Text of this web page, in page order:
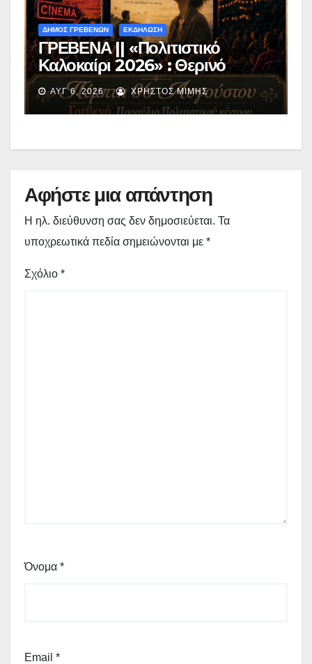
ΔΗΜΟΣ ΓΡΕΒΕΝΩΝ ΕΚΔΗΛΩΣΗ
ΓΡΕΒΕΝΑ || «Πολιτιστικό
Καλοκαίρι 2026» : Θερινό
Σινεμά με την βραβευμένη ταινία
«Μικρές Ανάσες».
ΑΥΓ 6, 2026 ΧΡΉΣΤΟΣ ΜΊΜΗΣ
Αφήστε μια απάντηση
Η ηλ. διεύθυνση σας δεν δημοσιεύεται. Τα
υποχρεωτικά πεδία σημειώνονται με *
Σχόλιο *
Όνομα *
Email *